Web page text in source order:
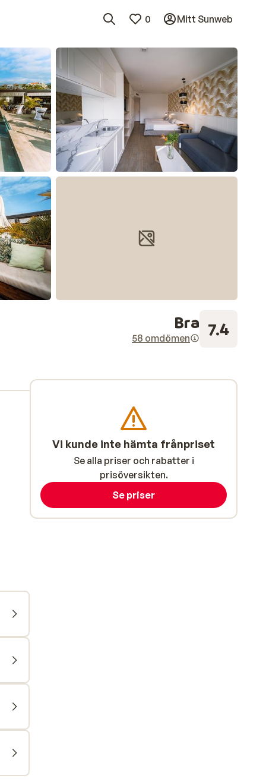
0 Mitt Sunweb
Bra
58 omdömen 7.4
Vi kunde inte hämta frånpriset
Se alla priser och rabatter i
prisöversikten.
Se priser